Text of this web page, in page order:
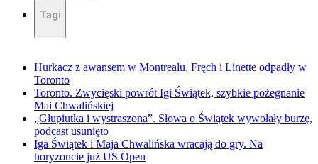
Tagi
Hurkacz z awansem w Montrealu. Fręch i Linette odpadły w
Toronto
Toronto. Zwycięski powrót Igi Świątek, szybkie pożegnanie
Mai Chwalińskiej
„Głupiutka i wystraszona”. Słowa o Świątek wywołały burzę,
podcast usunięto
Iga Świątek i Maja Chwalińska wracają do gry. Na
horyzoncie już US Open